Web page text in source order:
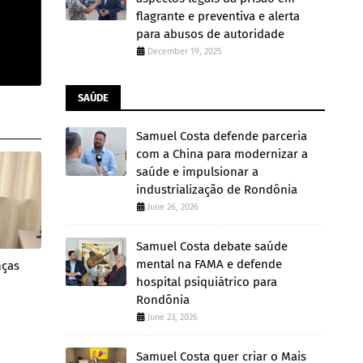
flagrante e preventiva e alerta
para abusos de autoridade
December 19, 2025
SAÚDE
Samuel Costa defende parceria
com a China para modernizar a
saúde e impulsionar a
industrialização de Rondônia
June 26, 2026
Samuel Costa debate saúde
mental na FAMA e defende
hospital psiquiátrico para
Rondônia
June 23, 2026
Samuel Costa quer criar o Mais